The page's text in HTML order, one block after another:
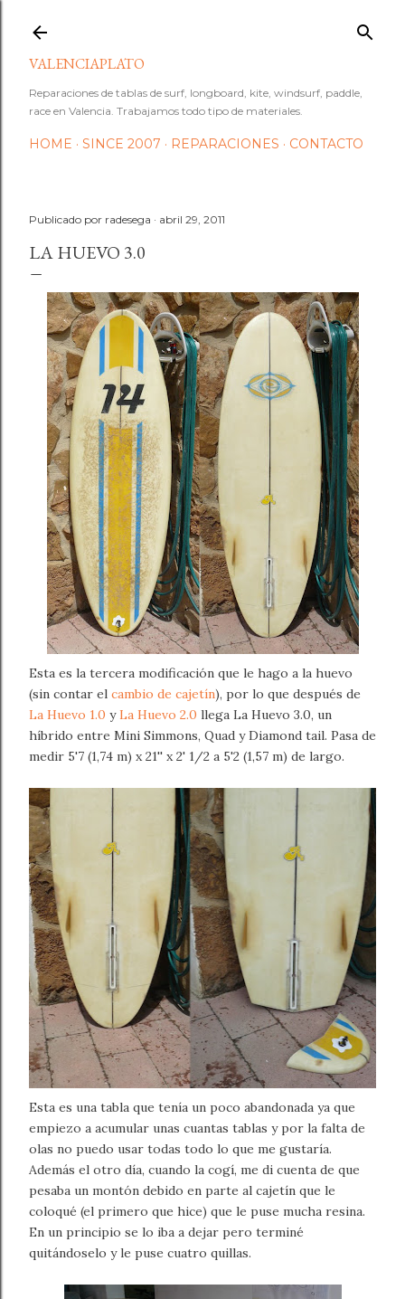
VALENCIAPLATO
Reparaciones de tablas de surf, longboard, kite, windsurf, paddle,
race en Valencia. Trabajamos todo tipo de materiales.
HOME SINCE 2007 REPARACIONES CONTACTO
Publicado por radesega abril 29, 2011
LA HUEVO 3.0
Esta es la tercera modificación que le hago a la huevo
(sin contar el cambio de cajetín), por lo que después de
La Huevo 1.0 yLa Huevo 2.0 llega La Huevo 3.0, un
híbrido entre Mini Simmons, Quad y Diamond tail. Pasa de
medir 5'7 (1,74 m) x 21'' x 2' 1/2 a 5'2 (1,57 m) de largo.
Esta es una tabla que tenía un poco abandonada ya que
empiezo a acumular unas cuantas tablas y por la falta de
olas no puedo usar todas todo lo que me gustaría.
Además el otro día, cuando la cogí, me di cuenta de que
pesaba un montón debido en parte al cajetín que le
coloqué (el primero que hice) que le puse mucha resina.
En un principio se lo iba a dejar pero terminé
quitándoselo y le puse cuatro quillas.